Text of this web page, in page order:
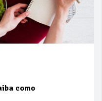
como